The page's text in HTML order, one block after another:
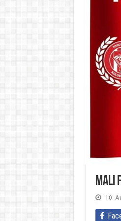
Mali
10.